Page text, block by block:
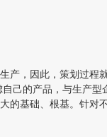
，因此，策划过程
己的产品，与生产型
基础、根基。针对